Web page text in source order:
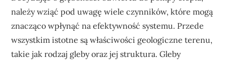
należy wziąć pod uwagę wiele czynników, które mogą
znacząco wpłynąć na efektywność systemu. Przede
wszystkim istotne są właściwości geologiczne terenu,
takie jak rodzaj gleby oraz jej struktura. Gleby